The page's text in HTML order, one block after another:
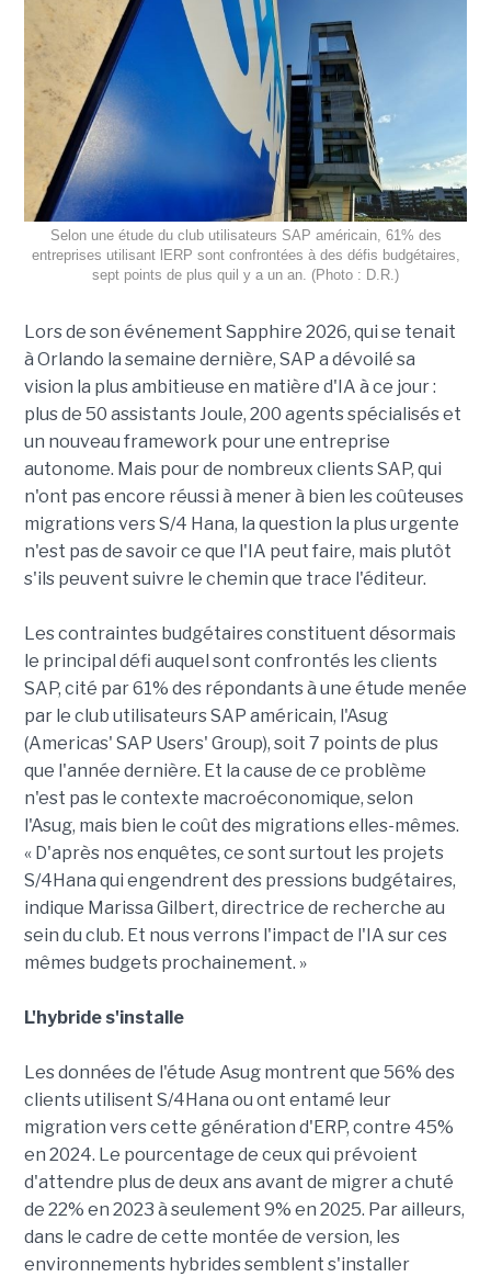
Selon une étude du club utilisateurs SAP américain, 61% des
entreprises utilisant lERP sont confrontées à des défis budgétaires,
sept points de plus quil y a un an. (Photo : D.R.)
Lors de son événement Sapphire 2026, qui se tenait
à Orlando la semaine dernière, SAP a dévoilé sa
vision la plus ambitieuse en matière d'IA à ce jour :
plus de 50 assistants Joule, 200 agents spécialisés et
un nouveau framework pour une entreprise
autonome. Mais pour de nombreux clients SAP, qui
n'ont pas encore réussi à mener à bien les coûteuses
migrations vers S/4 Hana, la question la plus urgente
n'est pas de savoir ce que l'IA peut faire, mais plutôt
s'ils peuvent suivre le chemin que trace l'éditeur.
Les contraintes budgétaires constituent désormais
le principal défi auquel sont confrontés les clients
SAP, cité par 61% des répondants à une étude menée
par le club utilisateurs SAP américain, l'Asug
(Americas' SAP Users' Group), soit 7 points de plus
que l'année dernière. Et la cause de ce problème
n'est pas le contexte macroéconomique, selon
l'Asug, mais bien le coût des migrations elles-mêmes.
« D'après nos enquêtes, ce sont surtout les projets
S/4Hana qui engendrent des pressions budgétaires,
indique Marissa Gilbert, directrice de recherche au
sein du club. Et nous verrons l'impact de l'IA sur ces
mêmes budgets prochainement. »
L'hybride s'installe
Les données de l'étude Asug montrent que 56% des
clients utilisent S/4Hana ou ont entamé leur
migration vers cette génération d'ERP, contre 45%
en 2024. Le pourcentage de ceux qui prévoient
d'attendre plus de deux ans avant de migrer a chuté
de 22% en 2023 à seulement 9% en 2025. Par ailleurs,
dans le cadre de cette montée de version, les
environnements hybrides semblent s'installer